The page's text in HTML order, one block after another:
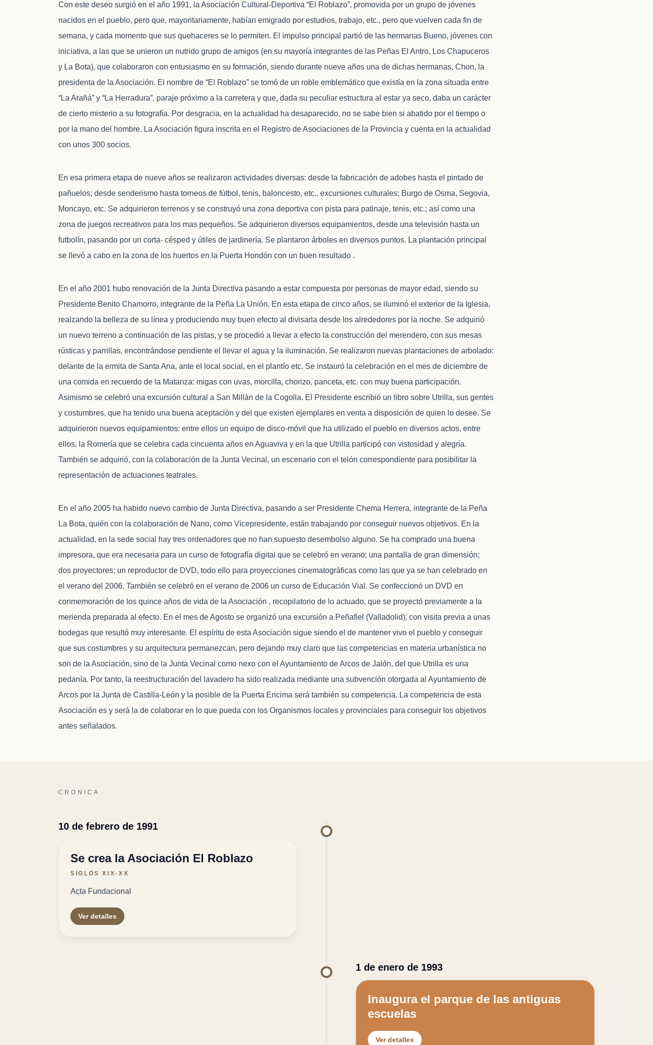
Con este deseo surgió en el año 1991, la Asociación Cultural-Deportiva “El Roblazo”, promovida por un grupo de jóvenes
nacidos en el pueblo, pero que, mayoritariamente, habían emigrado por estudios, trabajo, etc., pero que vuelven cada fin de
semana, y cada momento que sus quehaceres se lo permiten. El impulso principal partió de las hermanas Bueno, jóvenes con
iniciativa, a las que se unieron un nutrido grupo de amigos (en su mayoría integrantes de las Peñas El Antro, Los Chapuceros
y La Bota), que colaboraron con entusiasmo en su formación, siendo durante nueve años una de dichas hermanas, Chon, la
presidenta de la Asociación. El nombre de “El Roblazo” se tomó de un roble emblemático que existía en la zona situada entre
“La Arañá” y “La Herradura”, paraje próximo a la carretera y que, dada su peculiar estructura al estar ya seco, daba un carácter
de cierto misterio a su fotografía. Por desgracia, en la actualidad ha desaparecido, no se sabe bien si abatido por el tiempo o
por la mano del hombre. La Asociación figura inscrita en el Registro de Asociaciones de la Provincia y cuenta en la actualidad
con unos 300 socios.
En esa primera etapa de nueve años se realizaron actividades diversas: desde la fabricación de adobes hasta el pintado de
pañuelos; desde senderismo hasta torneos de fútbol, tenis, baloncesto, etc.. excursiones culturales; Burgo de Osma, Segovia,
Moncayo, etc. Se adquirieron terrenos y se construyó una zona deportiva con pista para patinaje, tenis, etc.; así como una
zona de juegos recreativos para los mas pequeños. Se adquirieron diversos equipamientos, desde una televisión hasta un
futbolín, pasando por un corta- césped y útiles de jardinería. Se plantaron árboles en diversos puntos. La plantación principal
se llevó a cabo en la zona de los huertos en la Puerta Hondón con un buen resultado .
En el año 2001 hubo renovación de la Junta Directiva pasando a estar compuesta por personas de mayor edad, siendo su
Presidente Benito Chamorro, integrante de la Peña La Unión. En esta etapa de cinco años, se iluminó el exterior de la Iglesia,
realzando la belleza de su línea y produciendo muy buen efecto al divisarla desde los alrededores por la noche. Se adquirió
un nuevo terreno a continuación de las pistas, y se procedió a llevar a efecto la construcción del merendero, con sus mesas
rústicas y parrillas, encontrándose pendiente el llevar el agua y la iluminación. Se realizaron nuevas plantaciones de arbolado:
delante de la ermita de Santa Ana, ante el local social, en el plantío etc. Se instauró la celebración en el mes de diciembre de
una comida en recuerdo de la Matanza: migas con uvas, morcilla, chorizo, panceta, etc. con muy buena participación.
Asimismo se celebró una excursión cultural a San Millán de la Cogolla. El Presidente escribió un libro sobre Utrilla, sus gentes
y costumbres, que ha tenido una buena aceptación y del que existen ejemplares en venta a disposición de quien lo desee. Se
adquirieron nuevos equipamientos: entre ellos un equipo de disco-móvil que ha utilizado el pueblo en diversos actos, entre
ellos, la Romería que se celebra cada cincuenta años en Aguaviva y en la que Utrilla participó con vistosidad y alegría.
También se adquirió, con la colaboración de la Junta Vecinal, un escenario con el telón correspondiente para posibilitar la
representación de actuaciones teatrales.
En el año 2005 ha habido nuevo cambio de Junta Directiva, pasando a ser Presidente Chema Herrera, integrante de la Peña
La Bota, quién con la colaboración de Nano, como Vicepresidente, están trabajando por conseguir nuevos objetivos. En la
actualidad, en la sede social hay tres ordenadores que no han supuesto desembolso alguno. Se ha comprado una buena
impresora, que era necesaria para un curso de fotografía digital que se celebró en verano; una pantalla de gran dimensión;
dos proyectores; un reproductor de DVD, todo ello para proyecciones cinematográficas como las que ya se han celebrado en
el verano del 2006. También se celebró en el verano de 2006 un curso de Educación Vial. Se confeccionó un DVD en
conmemoración de los quince años de vida de la Asociación , recopilatorio de lo actuado, que se proyectó previamente a la
merienda preparada al efecto. En el mes de Agosto se organizó una excursión a Peñafiel (Valladolid), con visita previa a unas
bodegas que resultó muy interesante. El espíritu de esta Asociación sigue siendo el de mantener vivo el pueblo y conseguir
que sus costumbres y su arquitectura permanezcan, pero dejando muy claro que las competencias en materia urbanística no
son de la Asociación, sino de la Junta Vecinal como nexo con el Ayuntamiento de Arcos de Jalón, del que Utrilla es una
pedanía. Por tanto, la reestructuración del lavadero ha sido realizada mediante una subvención otorgada al Ayuntamiento de
Arcos por la Junta de Castilla-León y la posible de la Puerta Encima será también su competencia. La competencia de esta
Asociación es y será la de colaborar en lo que pueda con los Organismos locales y provinciales para conseguir los objetivos
antes señalados.
CRONICA
10 de febrero de 1991
Se crea la Asociación El Roblazo
SIGLOS XIX-XX
Acta Fundacional
Ver detalles
1 de enero de 1993
Inaugura el parque de las antiguas
escuelas
Ver detalles